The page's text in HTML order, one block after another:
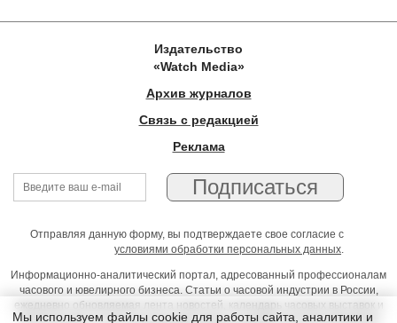
Издательство
«Watch Media»
Архив журналов
Связь с редакцией
Реклама
Отправляя данную форму, вы подтверждаете свое согласие с
условиями обработки персональных данных.
Информационно-аналитический портал, адресованный профессионалам
часового и ювелирного бизнеса. Статьи о часовой индустрии в России,
ежедневно обновляемая лента новостей, календарь часовых выставок и
Мы используем файлы cookie для работы сайта, аналитики и